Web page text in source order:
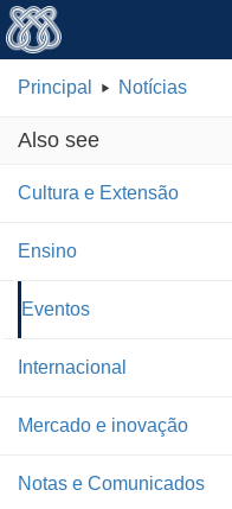
Principal Notícias
Also see
Cultura e Extensão
Ensino
Eventos
Internacional
Mercado e inovação
Notas e Comunicados